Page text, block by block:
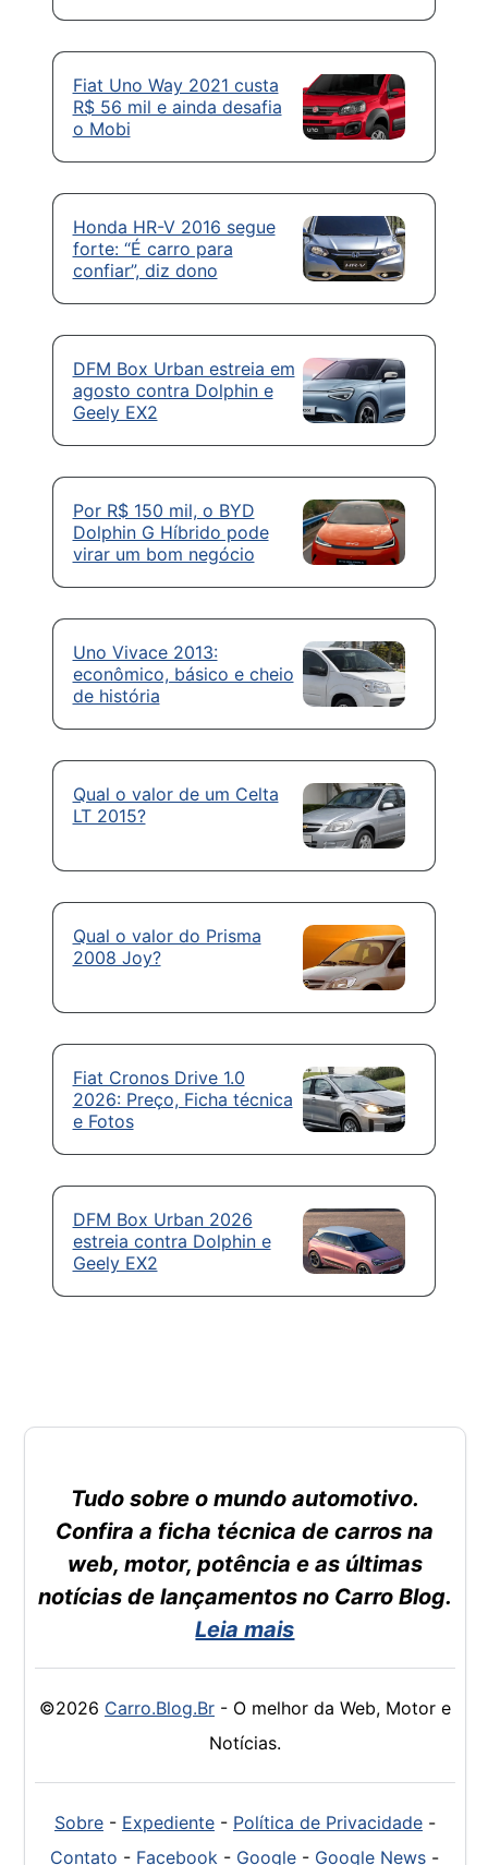
Fiat Uno Way 2021 custa
R$ 56 mil e ainda desafia
o Mobi
Honda HR-V 2016 segue
forte: “É carro para
confiar”, diz dono
DFM Box Urban estreia em
agosto contra Dolphin e
Geely EX2
Por R$ 150 mil, o BYD
Dolphin G Híbrido pode
virar um bom negócio
Uno Vivace 2013:
econômico, básico e cheio
de história
Qual o valor de um Celta
LT 2015?
Qual o valor do Prisma
2008 Joy?
Fiat Cronos Drive 1.0
2026: Preço, Ficha técnica
e Fotos
DFM Box Urban 2026
estreia contra Dolphin e
Geely EX2
Tudo sobre o mundo automotivo.
Confira a ficha técnica de carros na
web, motor, potência e as últimas
notícias de lançamentos no Carro Blog.
Leia mais
©2026 Carro.Blog.Br- O melhor da Web, Motor e
Notícias.
Sobre- Expediente- Política de Privacidade-
Contato - Facebook - Google - Google News -